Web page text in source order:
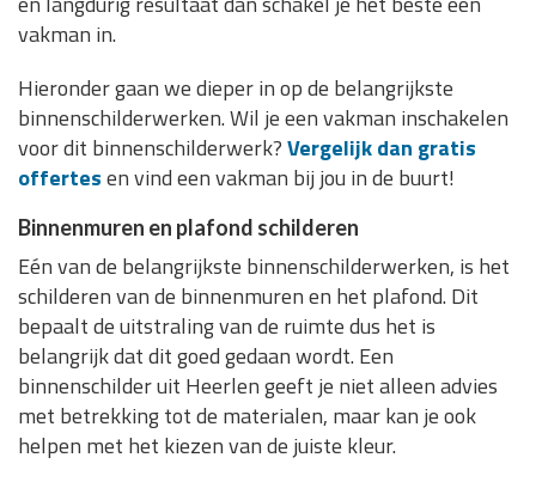
vakman in.
Hieronder gaan we dieper in op de belangrijkste
binnenschilderwerken. Wil je een vakman inschakelen
voor dit binnenschilderwerk?Vergelijk dan gratis
offertesen vind een vakman bij jou in de buurt!
Binnenmuren en plafond schilderen
Eén van de belangrijkste binnenschilderwerken, is het
schilderen van de binnenmuren en het plafond. Dit
bepaalt de uitstraling van de ruimte dus het is
belangrijk dat dit goed gedaan wordt. Een
binnenschilder uit Heerlen geeft je niet alleen advies
met betrekking tot de materialen, maar kan je ook
helpen met het kiezen van de juiste kleur.